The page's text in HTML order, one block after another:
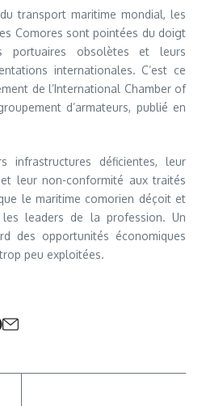
transport maritime mondial, les
Comores sont pointées du doigt
portuaires obsolètes et leurs
internationales. C’est ce
de l’International Chamber of
d’armateurs, publié en
infrastructures déficientes, leur
et leur non-conformité aux traités
le maritime comorien déçoit et
leaders de la profession. Un
des opportunités économiques
peu exploitées.